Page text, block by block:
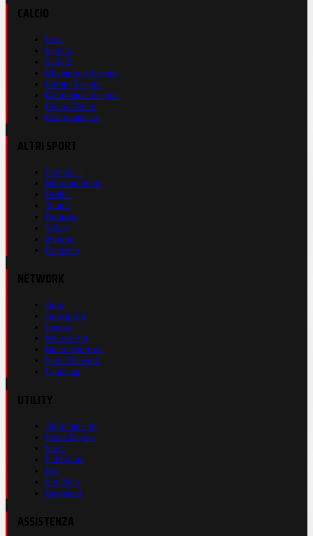
Live
Serie A
Serie B
Champions League
Europa League
Conference League
Calcio Estero
Calciomercato
Formula 1
Motomondiale
Basket
Tennis
Running
Volley
eSports
Ciclismo
Auto
Autosprint
Inmoto
Motosprint
Guerinsportivo
Sport Network
Fantacup
Abbonamenti
Prima Pagina
Store
Pubblicità
Rss
Site Map
Registrati